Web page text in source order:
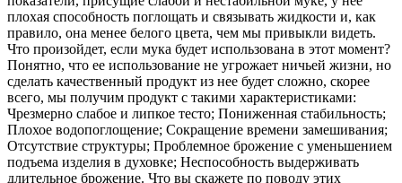
плохая способность поглощать и связывать жидкости и, как
правило, она менее белого цвета, чем мы привыкли видеть.
Что произойдет, если мука будет использована в этот момент?
Понятно, что ее использование не угрожает ничьей жизни, но
сделать качественный продукт из нее будет сложно, скорее
всего, мы получим продукт с такими характеристиками:
Чрезмерно слабое и липкое тесто; Пониженная стабильность;
Плохое водопоглощение; Сокращение времени замешивания;
Отсутствие структуры; Проблемное брожение с уменьшением
подъема изделия в духовке; Неспособность выдерживать
длительное брожение. Что вы скажете по поводу этих